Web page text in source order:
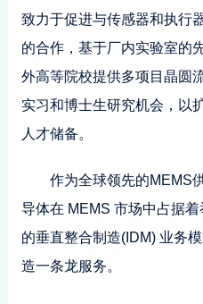
致力于促进与传感器和执行
的合作，基于厂内实验室的
外高等院校提供多项目晶圆
实习和博士生研究机会，以
人才储备。
作为全球领先的MEMS
导体在 MEMS 市场中占据
的垂直整合制造(IDM) 业务
造一条龙服务。